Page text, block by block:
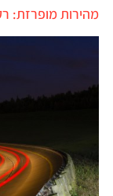
מהירות מופרזת: רק 0.07% מההרשעות שמקורן בתאונה